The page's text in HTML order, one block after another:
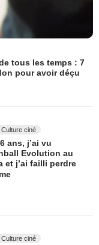
tous les temps : 7
pour avoir déçu
ciné
ans, j’ai vu
Evolution au
et j’ai failli perdre
ciné